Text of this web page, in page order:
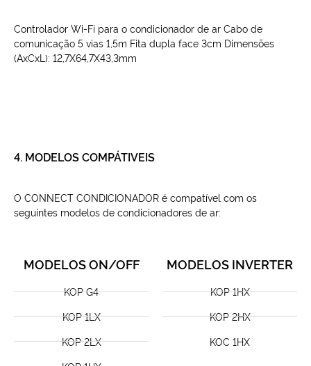
Controlador Wi-Fi para o condicionador de ar Cabo de
comunicação 5 vias 1,5m Fita dupla face 3cm Dimensões
(AxCxL): 12,7X64,7X43,3mm
4. MODELOS COMPÁTIVEIS
O CONNECT CONDICIONADOR é compatível com os
seguintes modelos de condicionadores de ar:
MODELOS ON/OFF
KOP G4
KOP 1LX
KOP 2LX
MODELOS INVERTER
KOP 1HX
KOP 2HX
KOC 1HX